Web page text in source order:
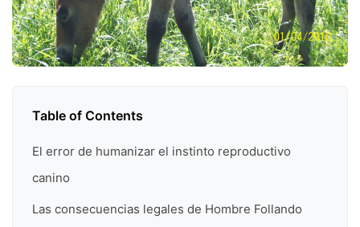
Table of Contents
El error de humanizar el instinto reproductivo
canino
Las consecuencias legales de Hombre Follando